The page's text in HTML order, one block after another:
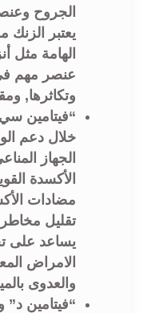
الجروح
يعتبر الزنك
الهامة مثل
عنصر مهم في
وتكاثرها,
“فيتامين
خلال دعم
الجهاز
الأكسدة
مضادات
تقليل مخاطر
يساعد على
الامراض
والعدوى
“فيتامين